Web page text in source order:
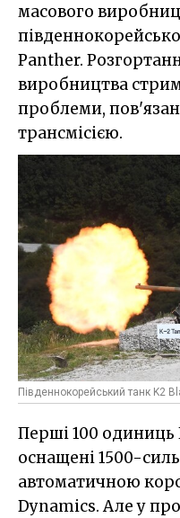
масового
Panther.
виробництва
проблеми,
трансмісією.
Південнокорейський танк K2
Перші 100 одиниць
оснащені 1500-
автоматичною
Dynamics. Але у